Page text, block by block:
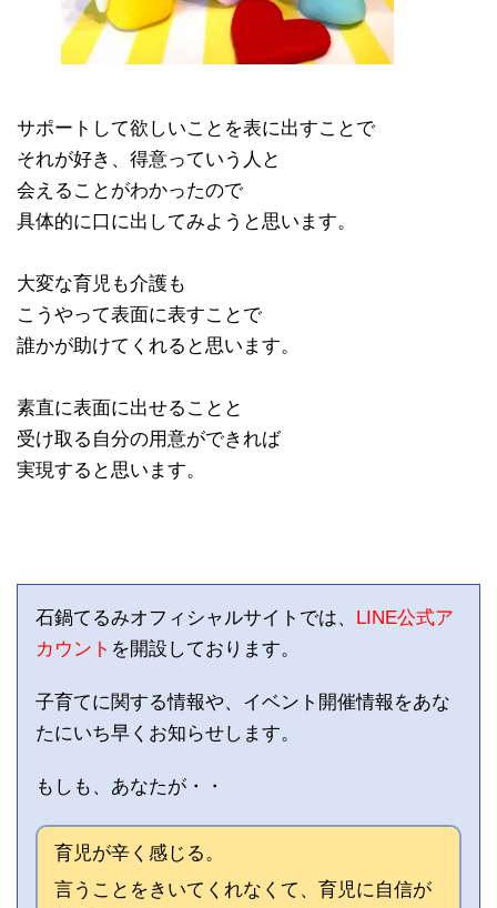
サポートして欲しいことを表に出すことで
それが好き、得意っていう人と
会えることがわかったので
具体的に口に出してみようと思います。
大変な育児も介護も
こうやって表面に表すことで
誰かが助けてくれると思います。
素直に表面に出せることと
受け取る自分の用意ができれば
実現すると思います。
石鍋てるみオフィシャルサイトでは、 LINE公式ア
カウント を開設しております。
子育てに関する情報や、イベント開催情報をあな
たにいち早くお知らせします。
もしも、あなたが・・
育児が辛く感じる。
言うことをきいてくれなくて、育児に自信が